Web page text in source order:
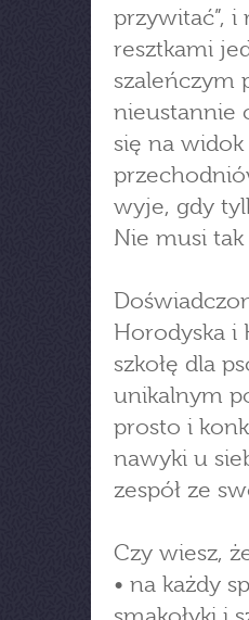
przywitać”,
resztkami
szaleńczym
nieustannie
się na
wyje, gdy
Nie musi tak
Horodyska i
szkołę dla
unikalnym
prosto i
nawyki u
zespół ze
Czy wiesz,
• na każdy